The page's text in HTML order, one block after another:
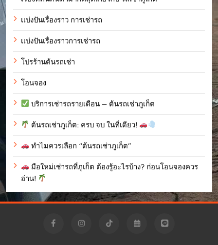
เเบ่งปันเรื่องราว การเช่ารถ
เเบ่งปันเรื่องราวการเช่ารถ
โปรร้านต้นรถเช่า
โอนจอง
บริการเช่ารถรายเดือน – ต้นรถเช่าภูเก็ต
ต้นรถเช่าภูเก็ต: ครบ จบ ในที่เดียว!
ทำไมควรเลือก “ต้นรถเช่าภูเก็ต”
มือใหม่เช่ารถที่ภูเก็ต ต้องรู้อะไรบ้าง? ก่อนโอนจองควร
อ่าน!